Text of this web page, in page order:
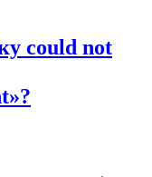
could not